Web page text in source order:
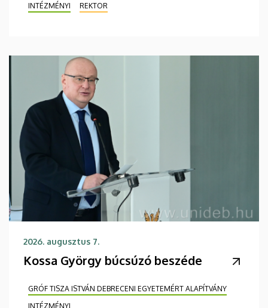
INTÉZMÉNYI
REKTOR
2026. augusztus 7.
Kossa György búcsúzó beszéde
GRÓF TISZA ISTVÁN DEBRECENI EGYETEMÉRT ALAPÍTVÁNY
INTÉZMÉNYI